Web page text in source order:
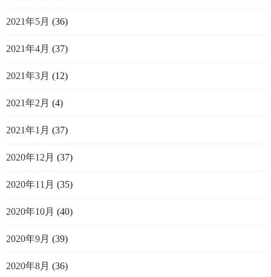
2021年5月 (36)
2021年4月 (37)
2021年3月 (12)
2021年2月 (4)
2021年1月 (37)
2020年12月 (37)
2020年11月 (35)
2020年10月 (40)
2020年9月 (39)
2020年8月 (36)